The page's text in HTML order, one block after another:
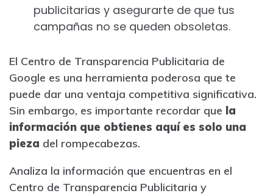
publicitarias y asegurarte de que tus
campañas no se queden obsoletas.
El Centro de Transparencia Publicitaria de
Google es una herramienta poderosa que te
puede dar una ventaja competitiva significativa.
Sin embargo, es importante recordar que la
información que obtienes aquí es solo una
pieza del rompecabezas.
Analiza la información que encuentras en el
Centro de Transparencia Publicitaria y